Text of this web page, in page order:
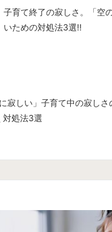
子育て終了の寂しさ。「空
いための対処法3選!!
寂しい」子育て中の寂しさ
対処法3選